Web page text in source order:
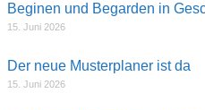
Beginen und Begarden in
15. Juni 2026
Der neue Musterplaner ist da
15. Juni 2026